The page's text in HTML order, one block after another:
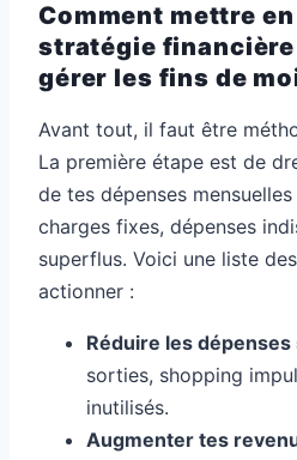
Comment mettre
stratégie
gérer les fins de
Avant tout, il faut être
La première étape est de
de tes dépenses
charges fixes, dépenses
superflus. Voici une liste
actionner :
Réduire les
sorties, shopping
inutilisés.
Augmenter tes